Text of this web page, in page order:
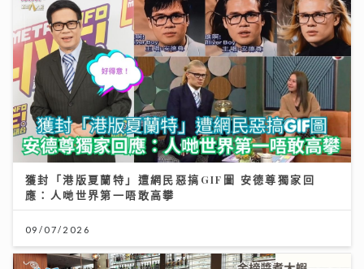
獲封「港版夏蘭特」遭網民惡搞GIF圖 安德尊獨家回
應：人哋世界第一唔敢高攀
09/07/2026